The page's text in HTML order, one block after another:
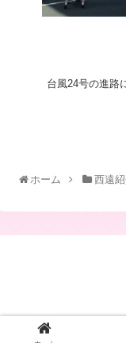
台風24号の進路
ホーム 西遠
©